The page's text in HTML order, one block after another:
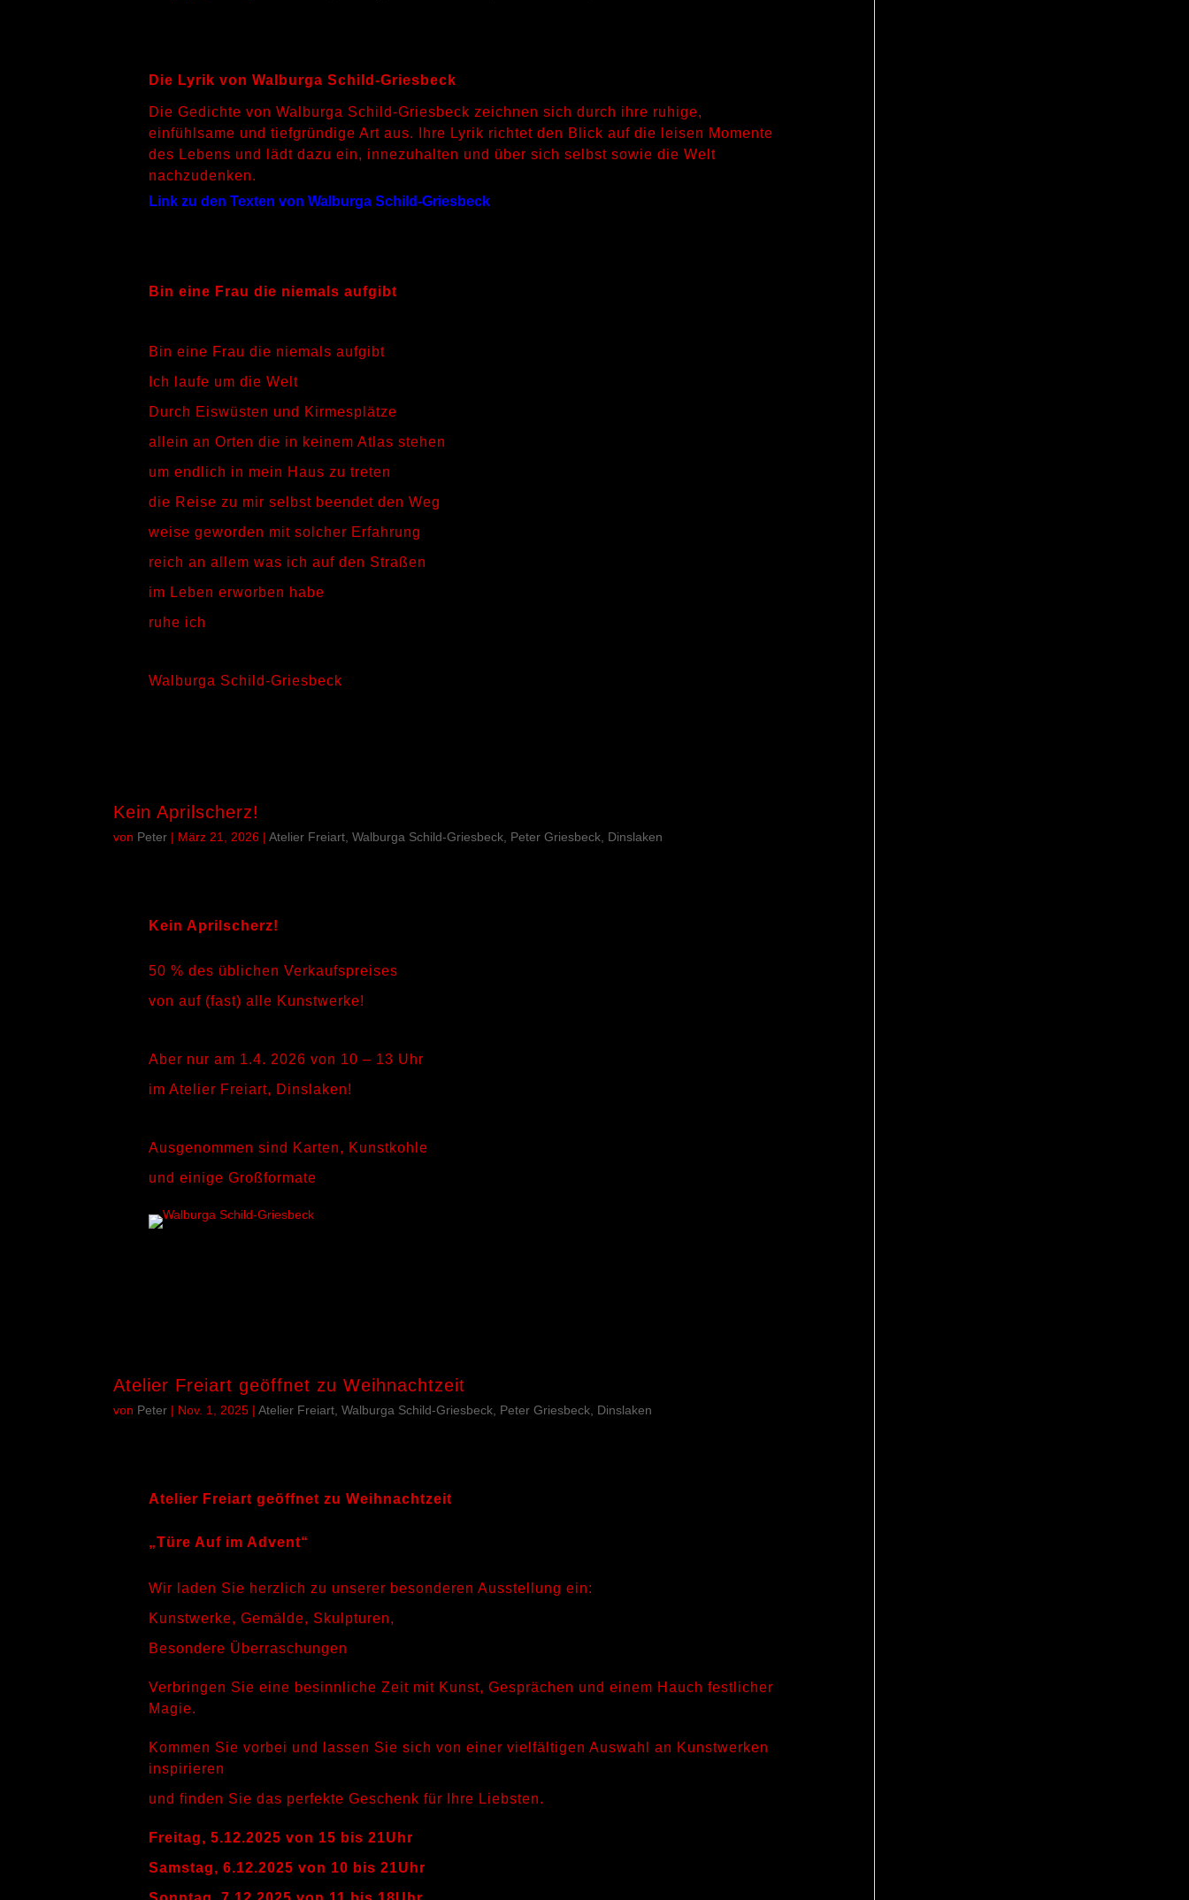
Die Lyrik von Walburga Schild-Griesbeck
Die Gedichte von Walburga Schild-Griesbeck zeichnen sich durch ihre ruhige,
einfühlsame und tiefgründige Art aus. Ihre Lyrik richtet den Blick auf die leisen Momente
des Lebens und lädt dazu ein, innezuhalten und über sich selbst sowie die Welt
nachzudenken.
Link zu den Texten von Walburga Schild-Griesbeck
Bin eine Frau die niemals aufgibt
Bin eine Frau die niemals aufgibt
Ich laufe um die Welt
Durch Eiswüsten und Kirmesplätze
allein an Orten die in keinem Atlas stehen
um endlich in mein Haus zu treten
die Reise zu mir selbst beendet den Weg
weise geworden mit solcher Erfahrung
reich an allem was ich auf den Straßen
im Leben erworben habe
ruhe ich
Walburga Schild-Griesbeck
Kein Aprilscherz!
von Peter| März 21, 2026 | Atelier Freiart, Walburga Schild-Griesbeck, Peter Griesbeck, Dinslaken
Kein Aprilscherz!
50 % des üblichen Verkaufspreises
von auf (fast) alle Kunstwerke!
Aber nur am 1.4. 2026 von 10 – 13 Uhr
im Atelier Freiart, Dinslaken!
Ausgenommen sind Karten, Kunstkohle
und einige Großformate
Atelier Freiart geöffnet zu Weihnachtzeit
von Peter| Nov. 1, 2025| Atelier Freiart, Walburga Schild-Griesbeck, Peter Griesbeck, Dinslaken
Atelier Freiart geöffnet zu Weihnachtzeit
„Türe Auf im Advent“
Wir laden Sie herzlich zu unserer besonderen Ausstellung ein:
Kunstwerke, Gemälde, Skulpturen,
Besondere Überraschungen
Verbringen Sie eine besinnliche Zeit mit Kunst, Gesprächen und einem Hauch festlicher
Magie.
Kommen Sie vorbei und lassen Sie sich von einer vielfältigen Auswahl an Kunstwerken
inspirieren
und finden Sie das perfekte Geschenk für Ihre Liebsten.
Freitag, 5.12.2025 von 15 bis 21Uhr
Samstag, 6.12.2025 von 10 bis 21Uhr